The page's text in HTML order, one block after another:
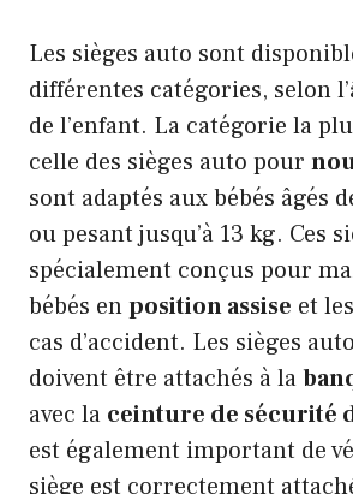
Les sièges auto sont
différentes catégories, selon
de l’enfant. La catégorie la
celle des sièges auto pour
sont adaptés aux bébés âgés
ou pesant jusqu’à 13 kg. Ces
spécialement conçus pour
bébés enposition assise et
cas d’accident. Les sièges
doivent être attachés à la
avec la ceinture de sécurité
est également important de
siège est correctement